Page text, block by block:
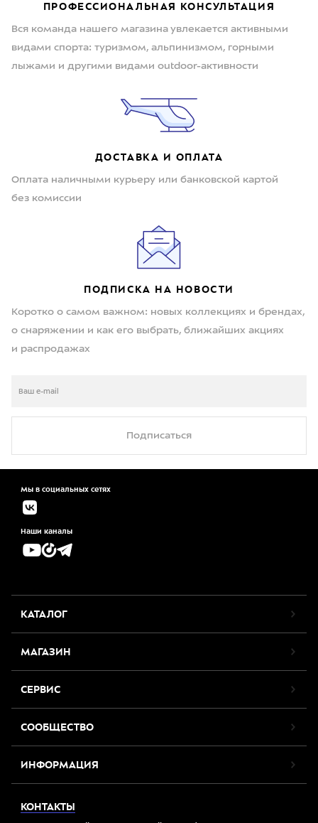
ПРОФЕССИОНАЛЬНАЯ КОНСУЛЬТАЦИЯ
Вся команда нашего магазина увлекается активными
видами спорта: туризмом, альпинизмом, горными
лыжами и другими видами outdoor-активности
ДОСТАВКА И ОПЛАТА
Оплата наличными курьеру или банковской картой
без комиссии
ПОДПИСКА НА НОВОСТИ
Коротко о самом важном: новых коллекциях и брендах,
о снаряжении и как его выбрать, ближайших акциях
и распродажах
Подписаться
Мы в социальных сетях
Наши каналы
КАТАЛОГ
МАГАЗИН
СЕРВИС
СООБЩЕСТВО
ИНФОРМАЦИЯ
КОНТАКТЫ